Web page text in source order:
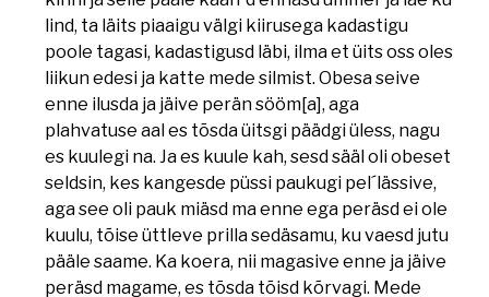
lind, ta läits piaaigu välgi kiirusega kadastigu
poole tagasi, kadastigusd läbi, ilma et üits oss oles
liikun edesi ja katte mede silmist. Obesa seive
enne ilusda ja jäive perän sööm[a], aga
plahvatuse aal es tõsda üitsgi päädgi üless, nagu
es kuulegi na. Ja es kuule kah, sesd sääl oli obeset
seldsin, kes kangesde püssi paukugi pel´lässive,
aga see oli pauk miäsd ma enne ega peräsd ei ole
kuulu, tõise üttleve prilla sedäsamu, ku vaesd jutu
pääle saame. Ka koera, nii magasive enne ja jäive
peräsd magame, es tõsda tõisd kõrvagi. Mede